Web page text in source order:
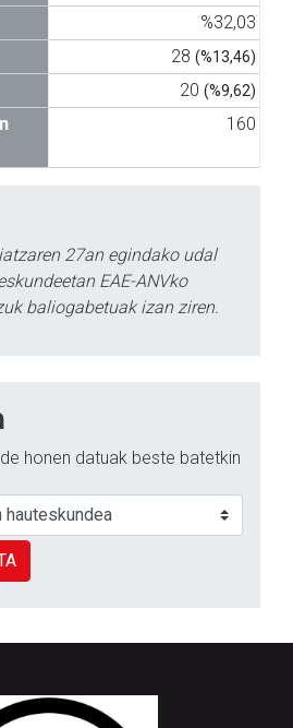
%32,03
28 (%13,46)
20 (%9,62)
160
27an egindako udal
EAE-ANVko
baliogabetuak izan ziren.
honen datuak beste batetkin